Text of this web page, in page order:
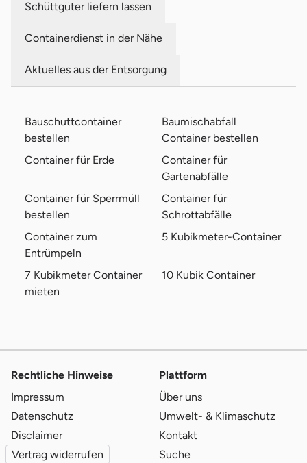
Schüttgüter liefern lassen
Containerdienst in der Nähe
Aktuelles aus der Entsorgung
Bauschuttcontainer
bestellen
Baumischabfall
Container bestellen
Container für Erde
Container für
Gartenabfälle
Container für Sperrmüll
bestellen
Container für
Schrottabfälle
Container zum
Entrümpeln
5 Kubikmeter-Container
7 Kubikmeter Container
mieten
10 Kubik Container
Rechtliche Hinweise
Impressum
Datenschutz
Disclaimer
Vertrag widerrufen
Plattform
Über uns
Umwelt- & Klimaschutz
Kontakt
Suche